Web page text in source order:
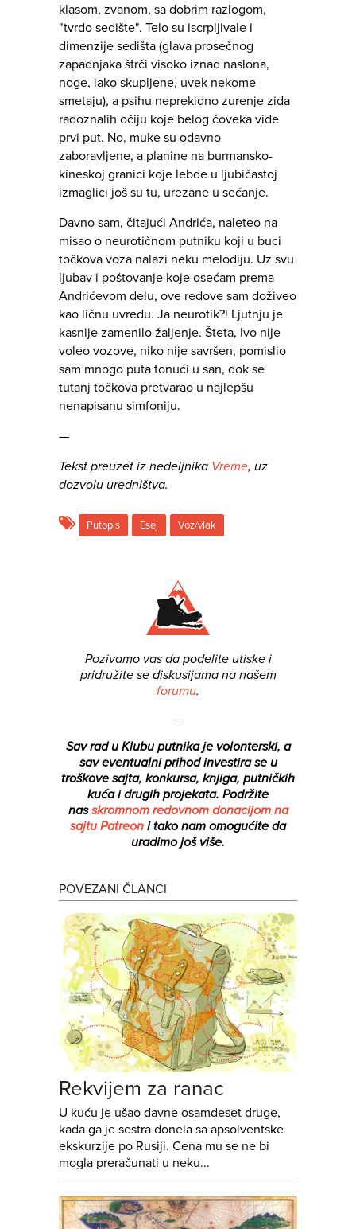
klasom, zvanom, sa dobrim razlogom,
"tvrdo sedište". Telo su iscrpljivale i
dimenzije sedišta (glava prosečnog
zapadnjaka štrči visoko iznad naslona,
noge, iako skupljene, uvek nekome
smetaju), a psihu neprekidno zurenje zida
radoznalih očiju koje belog čoveka vide
prvi put. No, muke su odavno
zaboravljene, a planine na burmansko-
kineskoj granici koje lebde u ljubičastoj
izmaglici još su tu, urezane u sećanje.
Davno sam, čitajući Andrića, naleteo na
misao o neurotičnom putniku koji u buci
točkova voza nalazi neku melodiju. Uz svu
ljubav i poštovanje koje osećam prema
Andrićevom delu, ove redove sam doživeo
kao ličnu uvredu. Ja neurotik?! Ljutnju je
kasnije zamenilo žaljenje. Šteta, Ivo nije
voleo vozove, niko nije savršen, pomislio
sam mnogo puta tonući u san, dok se
tutanj točkova pretvarao u najlepšu
nenapisanu simfoniju.
—
Tekst preuzet iz nedeljnika Vreme, uz
dozvolu uredništva.
Putopis Esej Voz/vlak
Pozivamo vas da podelite utiske i
pridružite se diskusijama na našem
forumu.
—
Sav rad u Klubu putnika je volonterski, a
sav eventualni prihod investira se u
troškove sajta, konkursa, knjiga, putničkih
kuća i drugih projekata. Podržite
nasskromnom redovnom donacijom na
sajtu Patreon i tako nam omogućite da
uradimo još više.
POVEZANI ČLANCI
Rekvijem za ranac
U kuću je ušao davne osamdeset druge,
kada ga je sestra donela sa apsolventske
ekskurzije po Rusiji. Cena mu se ne bi
mogla preračunati u neku...